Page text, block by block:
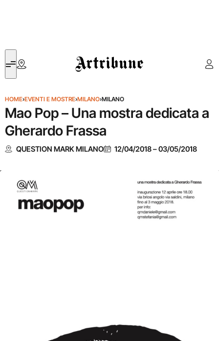
Artribune
HOME›EVENTI E MOSTRE›MILANO›MILANO
Mao Pop – Una mostra dedicata a
Gherardo Frassa
QUESTION MARK MILANO 12/04/2018–03/05/2018